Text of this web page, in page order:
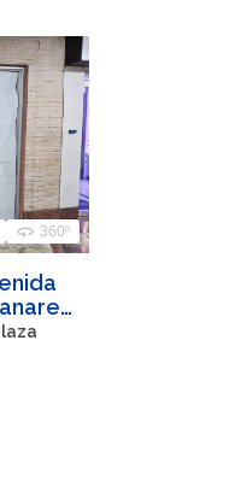
360 360º